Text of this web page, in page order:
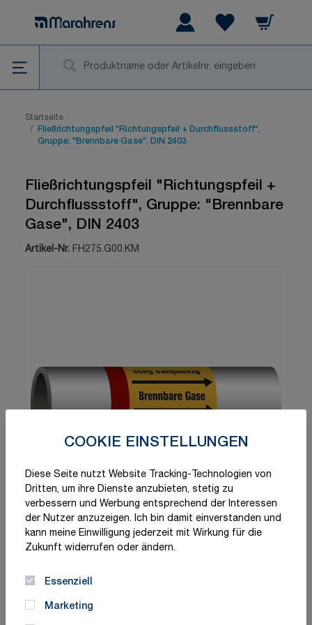
COOKIE EINSTELLUNGEN
Diese Seite nutzt Website Tracking-Technologien von
Dritten, um ihre Dienste anzubieten, stetig zu
verbessern und Werbung entsprechend der Interessen
der Nutzer anzuzeigen. Ich bin damit einverstanden und
kann meine Einwilligung jederzeit mit Wirkung für die
Zukunft widerrufen oder ändern.
Essenziell
Marketing
Warenkorb
Startseite
/
Fließrichtungspfeil "Richtungspfeil + Durchflussstoff",
Gruppe: "Brennbare Gase", DIN 2403
Fließrichtungspfeil "Richtungspfeil +
Durchflussstoff", Gruppe: "Brennbare
Gase", DIN 2403
Artikel-Nr. FH275.G00.KM